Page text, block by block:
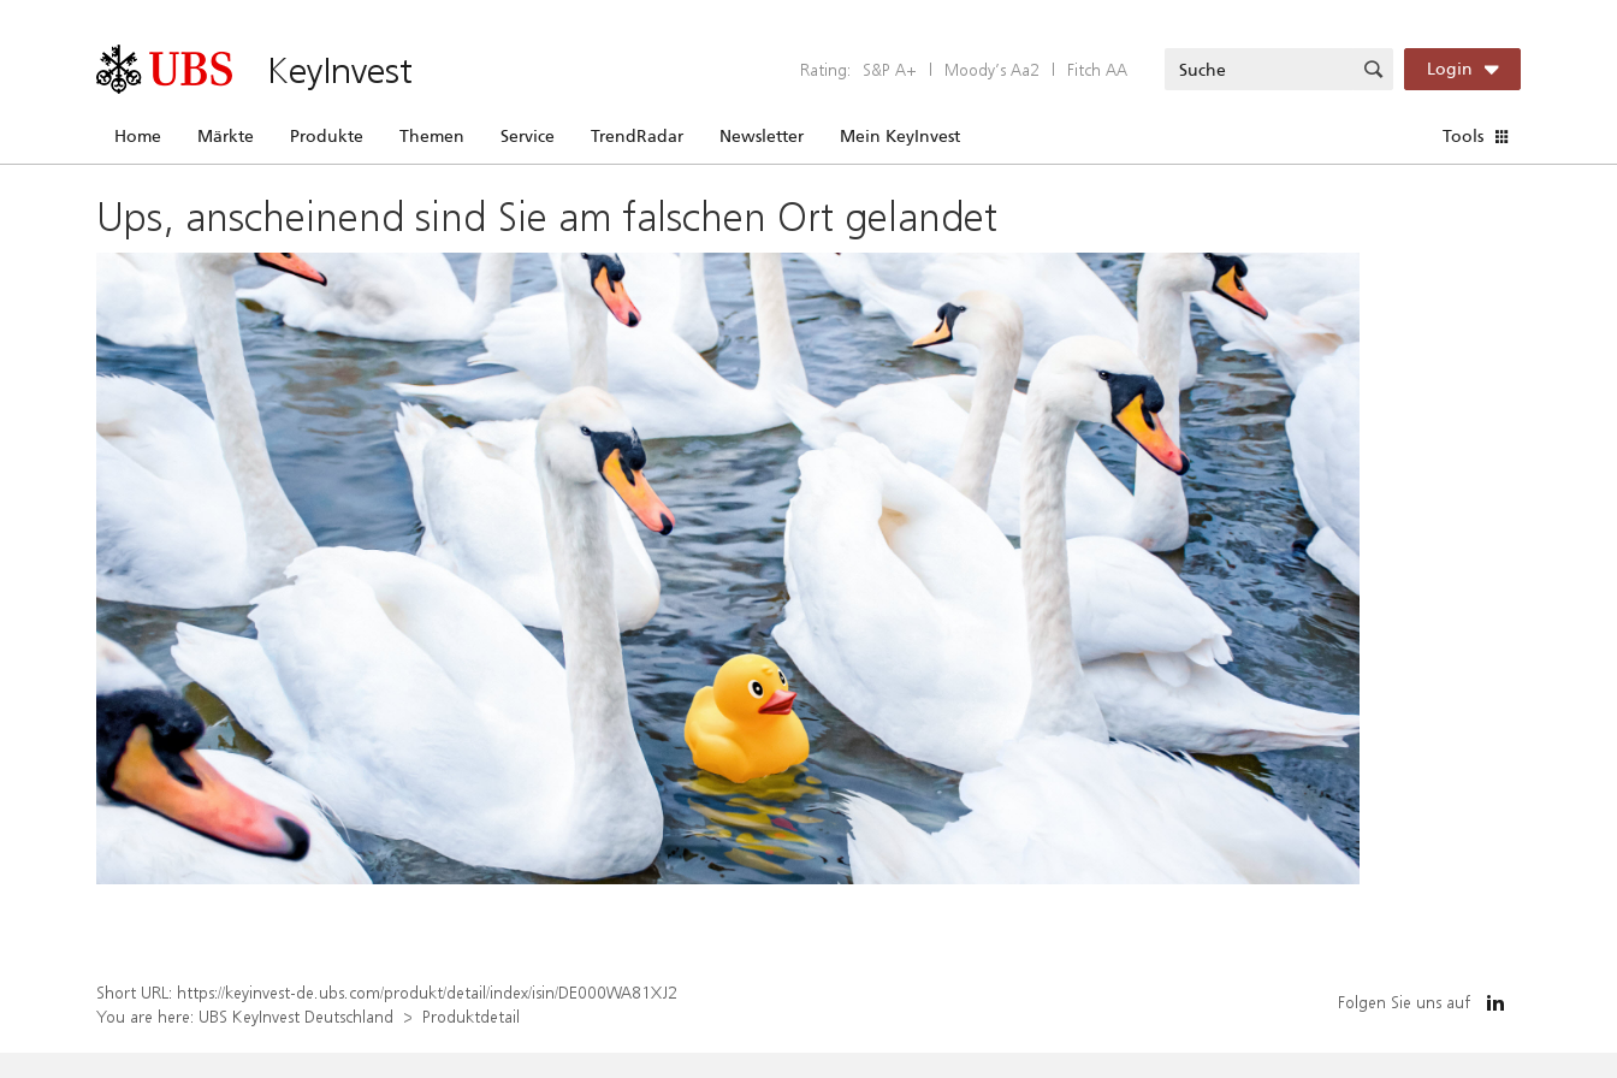
KeyInvest Rating: S&P A+ | Moody’s Aa2 | Fitch AA Login
Home Märkte Produkte Themen Service TrendRadar Newsletter Mein KeyInvest Tools
Ups, anscheinend sind Sie am falschen Ort gelandet
Short URL: https://keyinvest-de.ubs.com/produkt/detail/index/isin/DE000WA81XJ2
You are here: UBS KeyInvest Deutschland Produktdetail
Folgen Sie uns auf